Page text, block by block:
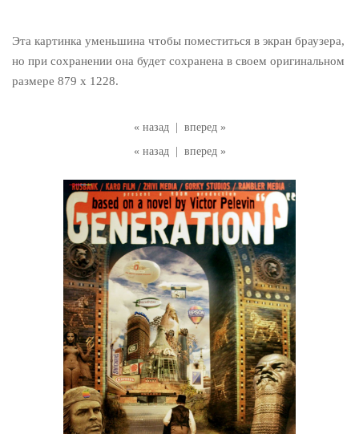
« назад
вперед »
« назад
вперед »
Эта картинка уменьшина чтобы поместиться в экран браузера,
но при сохранении она будет сохранена в своем оригинальном
размере 879 x 1228.